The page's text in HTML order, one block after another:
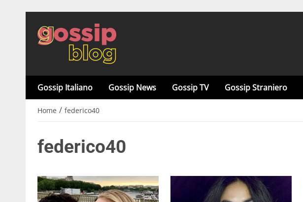
Gossip Italiano Gossip News Gossip TV Gossip Straniero
Home / federico40
federico40